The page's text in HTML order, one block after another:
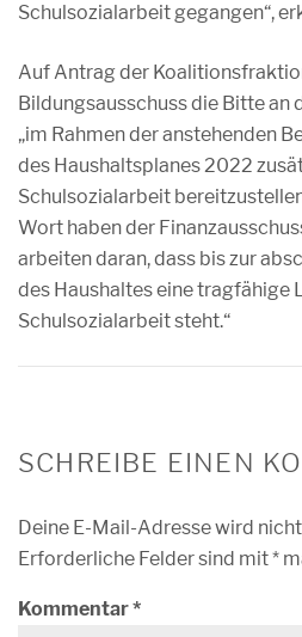
Schulsozialarbeit gegangen“,
Auf Antrag der
Bildungsausschuss die Bitte an
„im Rahmen der anstehenden
des Haushaltsplanes 2022
Schulsozialarbeit
Wort haben der
arbeiten daran, dass bis zur
des Haushaltes eine tragfähige
Schulsozialarbeit steht.“
SCHREIBE EINEN
Deine E-Mail-Adresse wird
Erforderliche Felder sind mit*
Kommentar*